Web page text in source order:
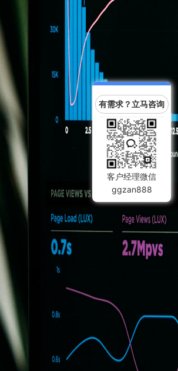
有需求？立马咨询
客户经理微信
ggzan888